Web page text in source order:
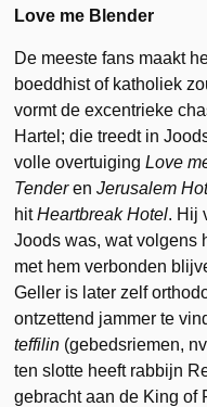
Love me Blender
De meeste fans maakt
boeddhist of katholiek
vormt de excentrieke
Hartel; die treedt in
volle overtuigingLove
TenderenJerusalem
hitHeartbreak Hotel. Hij
Joods was, wat volgens
met hem verbonden
Geller is later zelf
ontzettend jammer te
teffilin (gebedsriemen,
ten slotte heeft rabbijn
gebracht aan de King of